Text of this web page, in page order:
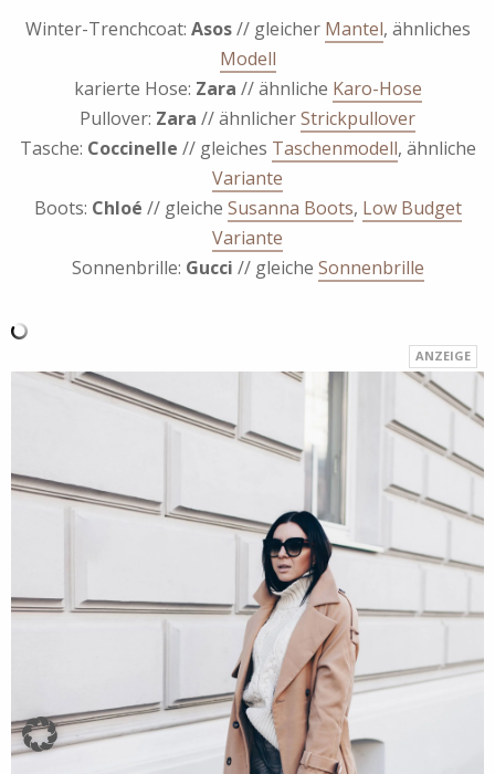
Winter-Trenchcoat: Asos// gleicher Mantel, ähnliches
Modell
karierte Hose: Zara // ähnliche Karo-Hose
Pullover: Zara // ähnlicherStrickpullover
Tasche: Coccinelle // gleiches Taschenmodell, ähnliche
Variante
Boots: Chloé // gleiche Susanna Boots, Low Budget
Variante
Sonnenbrille: Gucci // gleiche Sonnenbrille